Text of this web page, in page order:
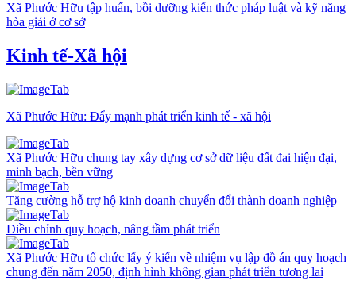
Xã Phước Hữu tập huấn, bồi dưỡng kiến thức pháp luật và kỹ năng
hòa giải ở cơ sở
Kinh tế-Xã hội
Xã Phước Hữu: Đẩy mạnh phát triển kinh tế - xã hội
Xã Phước Hữu chung tay xây dựng cơ sở dữ liệu đất đai hiện đại,
minh bạch, bền vững
Tăng cường hỗ trợ hộ kinh doanh chuyển đổi thành doanh nghiệp
Điều chỉnh quy hoạch, nâng tầm phát triển
Xã Phước Hữu tổ chức lấy ý kiến về nhiệm vụ lập đồ án quy hoạch
chung đến năm 2050, định hình không gian phát triển tương lai